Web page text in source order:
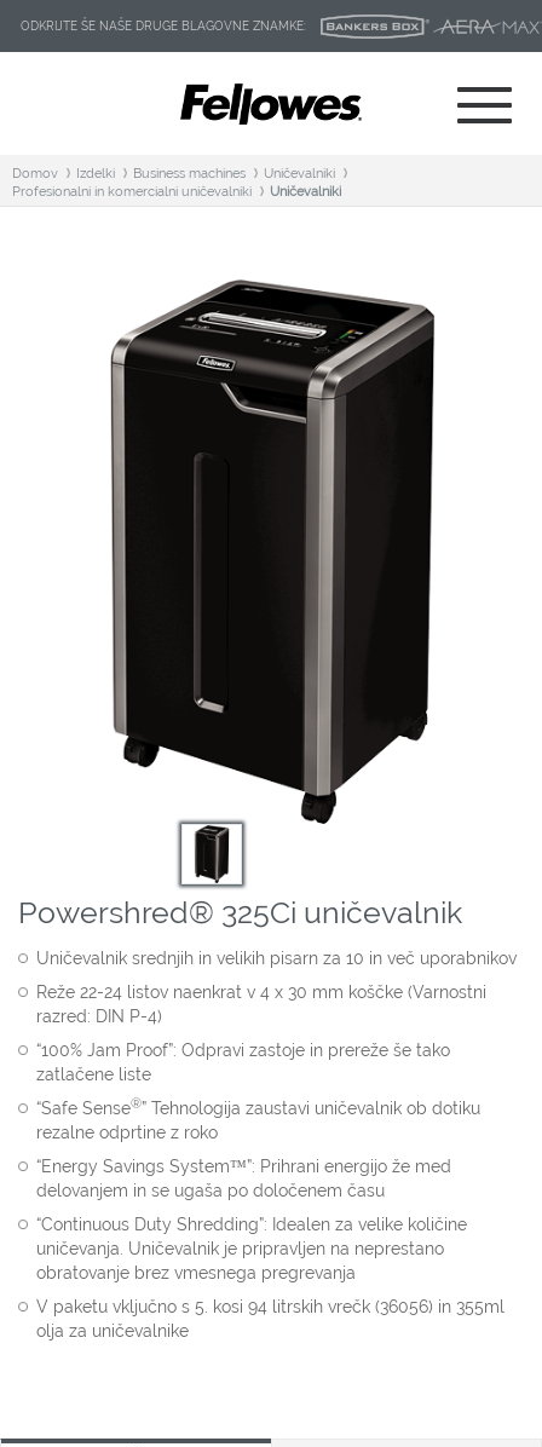
ODKRIJTE ŠE NAŠE DRUGE BLAGOVNE ZNAMKE:
Domov Izdelki Business machines
Uničevalniki
Profesionalni in komercialni uničevalniki
Uničevalniki
Powershred® 325Ci uničevalnik
Uničevalnik srednjih in velikih pisarn za 10 in več uporabnikov
Reže 22-24 listov naenkrat v 4 x 30 mm koščke (Varnostni
razred: DIN P-4)
“100% Jam Proof”: Odpravi zastoje in prereže še tako
zatlačene liste
“Safe Sense®” Tehnologija zaustavi uničevalnik ob dotiku
rezalne odprtine z roko
“Energy Savings System™”: Prihrani energijo že med
delovanjem in se ugaša po določenem času
“Continuous Duty Shredding”: Idealen za velike količine
uničevanja. Uničevalnik je pripravljen na neprestano
obratovanje brez vmesnega pregrevanja
V paketu vključno s 5. kosi 94 litrskih vrečk (36056) in 355ml
olja za uničevalnike